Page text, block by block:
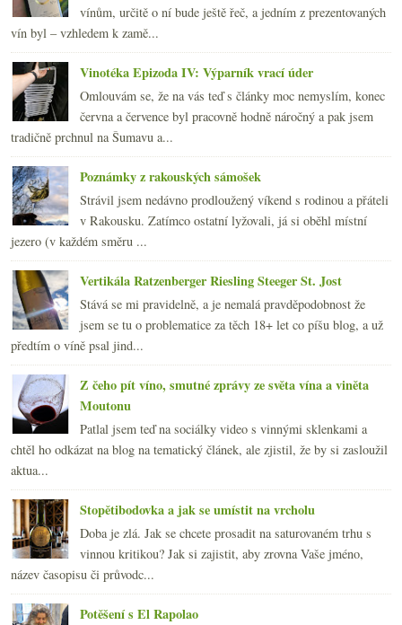
vínům, určitě o ní bude ještě řeč, a jedním z prezentovaných
vín byl – vzhledem k zamě...
Vinotéka Epizoda IV: Výparník vrací úder
Omlouvám se, že na vás teď s články moc nemyslím, konec
června a července byl pracovně hodně náročný a pak jsem
tradičně prchnul na Šumavu a...
Poznámky z rakouských sámošek
Strávil jsem nedávno prodloužený víkend s rodinou a přáteli
v Rakousku. Zatímco ostatní lyžovali, já si oběhl místní
jezero (v každém směru ...
Vertikála Ratzenberger Riesling Steeger St. Jost
Stává se mi pravidelně, a je nemalá pravděpodobnost že
jsem se tu o problematice za těch 18+ let co píšu blog, a už
předtím o víně psal jind...
Z čeho pít víno, smutné zprávy ze světa vína a viněta
Moutonu
Patlal jsem teď na sociálky video s vinnými sklenkami a
chtěl ho odkázat na blog na tematický článek, ale zjistil, že by si zasloužil
aktua...
Stopětibodovka a jak se umístit na vrcholu
Doba je zlá. Jak se chcete prosadit na saturovaném trhu s
vinnou kritikou? Jak si zajistit, aby zrovna Vaše jméno,
název časopisu či průvodc...
Potěšení s El Rapolao